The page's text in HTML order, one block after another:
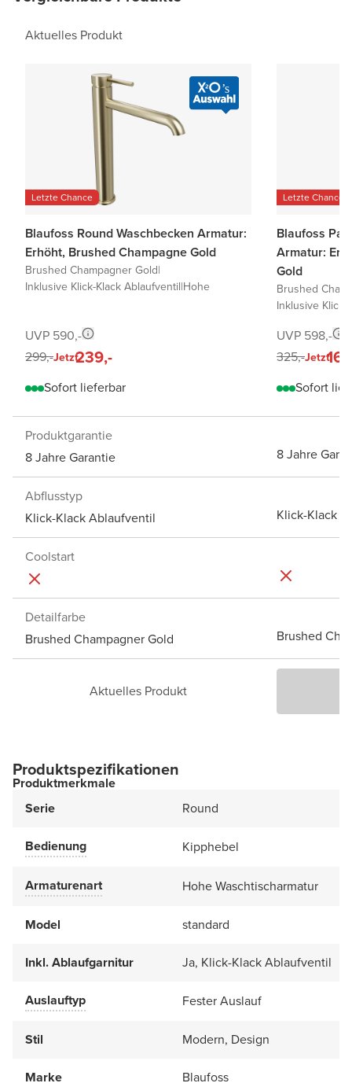
Aktuelles Produkt
Letzte Chance
Blaufoss Round Waschbecken Armatur:
Erhöht, Brushed Champagne Gold
Brushed Champagner Gold|
Inklusive Klick-Klack Ablaufventil|Hohe
UVP 590,-
299,-Jetzt239,-
Sofort lieferbar
Letzte Chance
Blaufoss
Armatur:
Gold
Brushed
Inklusive
UVP 598,-
325,-Jetzt
Sofort
Produktgarantie
8 Jahre Garantie
8 Jahre
Abflusstyp
Klick-Klack Ablaufventil
Klick-Klack
Coolstart
Detailfarbe
Brushed Champagner Gold
Brushed
Aktuelles Produkt
Produktspezifikationen
Produktmerkmale
Serie
Round
Bedienung Kipphebel
Armaturenart Hohe Waschtischarmatur
Model standard
Inkl. Ablaufgarnitur Ja, Klick-Klack Ablaufventil
Auslauftyp Fester Auslauf
Stil Modern, Design
Marke Blaufoss